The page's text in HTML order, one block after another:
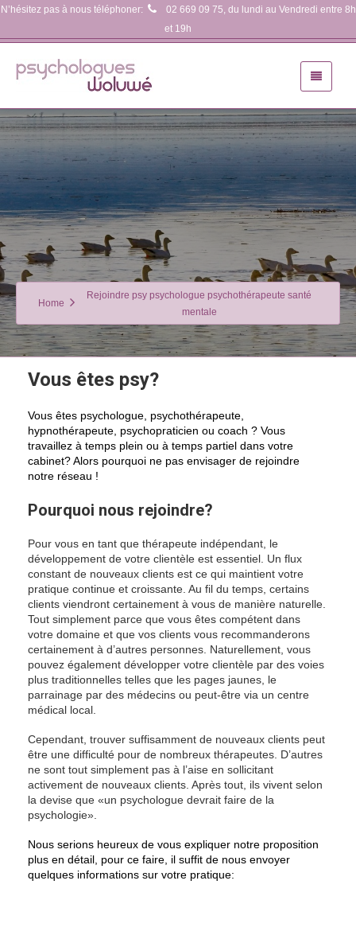
N’hésitez pas à nous téléphoner: 02 669 09 75, du lundi au Vendredi entre 8h
et 19h
Home
Rejoindre psy psychologue psychothérapeute santé
mentale
Vous êtes psy?
Vous êtes psychologue, psychothérapeute,
hypnothérapeute, psychopraticien ou coach ? Vous
travaillez à temps plein ou à temps partiel dans votre
cabinet? Alors pourquoi ne pas envisager de rejoindre
notre réseau !
Pourquoi nous rejoindre?
Pour vous en tant que thérapeute indépendant, le
développement de votre clientèle est essentiel. Un flux
constant de nouveaux clients est ce qui maintient votre
pratique continue et croissante. Au fil du temps, certains
clients viendront certainement à vous de manière naturelle.
Tout simplement parce que vous êtes compétent dans
votre domaine et que vos clients vous recommanderons
certainement à d’autres personnes. Naturellement, vous
pouvez également développer votre clientèle par des voies
plus traditionnelles telles que les pages jaunes, le
parrainage par des médecins ou peut-être via un centre
médical local.
Cependant, trouver suffisamment de nouveaux clients peut
être une difficulté pour de nombreux thérapeutes. D’autres
ne sont tout simplement pas à l’aise en sollicitant
activement de nouveaux clients. Après tout, ils vivent selon
la devise que «un psychologue devrait faire de la
psychologie».
Nous serions heureux de vous expliquer notre proposition
plus en détail, pour ce faire, il suffit de nous envoyer
quelques informations sur votre pratique: